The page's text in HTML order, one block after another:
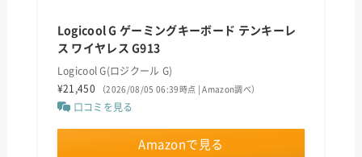
Logicool G ゲーミングキーボード テンキーレ
ス ワイヤレス G913
Logicool G(ロジクール G)
¥21,450
（2026/08/05 06:39時点 | Amazon調べ）
口コミを見る
Amazonで見る